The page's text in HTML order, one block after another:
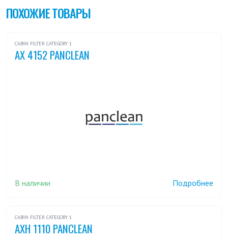
ПОХОЖИЕ ТОВАРЫ
CABIN FILTER CATEGORY 1
AX 4152 PANCLEAN
В наличии Подробнее
CABIN FILTER CATEGORY 1
AXH 1110 PANCLEAN